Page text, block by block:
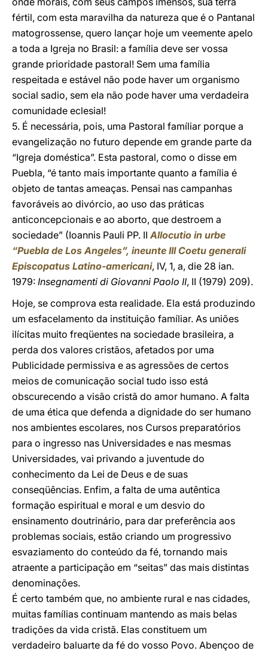
fértil, com esta maravilha da natureza que é o Pantanal
matogrossense, quero lançar hoje um veemente apelo
a toda a Igreja no Brasil: a família deve ser vossa
grande prioridade pastoral! Sem uma família
respeitada e estável não pode haver um organismo
social sadio, sem ela não pode haver uma verdadeira
comunidade eclesial!
5. É necessária, pois, uma Pastoral famíliar porque a
evangelização no futuro depende em grande parte da
“Igreja doméstica”. Esta pastoral, como o disse em
Puebla, “é tanto mais importante quanto a família é
objeto de tantas ameaças. Pensai nas campanhas
favoráveis ao divórcio, ao uso das práticas
anticoncepcionais e ao aborto, que destroem a
sociedade” (Ioannis Pauli PP. IIAllocutio in urbe
“Puebla de Los Angeles”, ineunte III Coetu generali
Episcopatus Latino-americani, IV, 1, a, die 28 ian.
1979: Insegnamenti di Giovanni Paolo II, II (1979) 209).
Hoje, se comprova esta realidade. Ela está produzindo
um esfacelamento da instituição famíliar. As uniões
ilícitas muito freqüentes na sociedade brasileira, a
perda dos valores cristãos, afetados por uma
Publicidade permissiva e as agressões de certos
meios de comunicação social tudo isso está
obscurecendo a visão cristã do amor humano. A falta
de uma ética que defenda a dignidade do ser humano
nos ambientes escolares, nos Cursos preparatórios
para o ingresso nas Universidades e nas mesmas
Universidades, vai privando a juventude do
conhecimento da Lei de Deus e de suas
conseqüências. Enfim, a falta de uma autêntica
formação espiritual e moral e um desvio do
ensinamento doutrinário, para dar preferência aos
problemas sociais, estão criando um progressivo
esvaziamento do conteúdo da fé, tornando mais
atraente a participação em “seitas” das mais distintas
denominações.
É certo também que, no ambiente rural e nas cidades,
muitas famílias continuam mantendo as mais belas
tradições da vida cristã. Elas constituem um
verdadeiro baluarte da fé do vosso Povo. Abençoo de